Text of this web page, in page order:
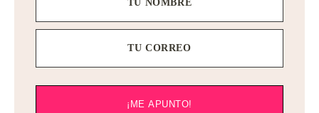
TU NOMBRE
TU CORREO
¡ME APUNTO!